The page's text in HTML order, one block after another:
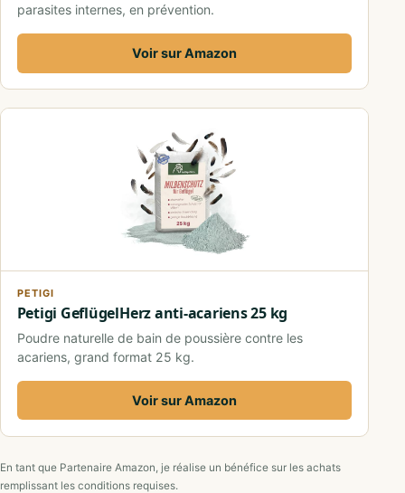
parasites internes, en prévention.
Voir sur Amazon
PETIGI
Petigi GeflügelHerz anti-acariens 25 kg
Poudre naturelle de bain de poussière contre les
acariens, grand format 25 kg.
Voir sur Amazon
En tant que Partenaire Amazon, je réalise un bénéfice sur les achats
remplissant les conditions requises.